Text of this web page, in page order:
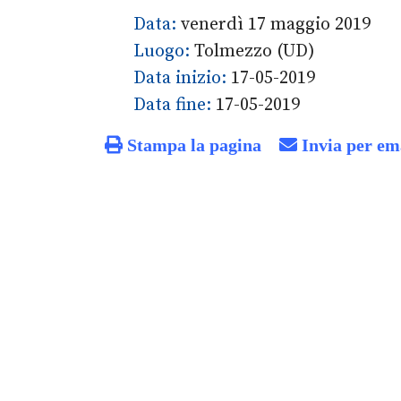
Data: venerdì 17 maggio 2019
Luogo: Tolmezzo (UD)
Data inizio: 17-05-2019
Data fine: 17-05-2019
Stampa la pagina Invia per